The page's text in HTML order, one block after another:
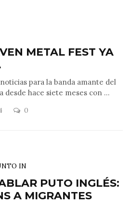
METAL FEST YA
para la banda amante del
desde hace siete meses con ...
0
IN
PUTO INGLÉS:
A MIGRANTES